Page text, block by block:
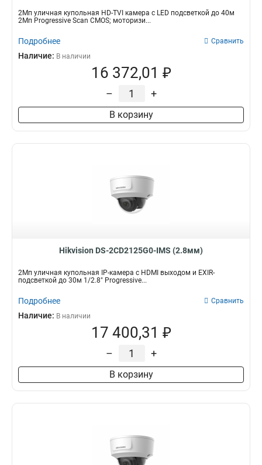
2Мп уличная купольная HD-TVI камера с LED подсветкой до 40м
2Мп Progressive Scan CMOS; моторизи...
Подробнее Сравнить
Наличие: В наличии
16 372,01 ₽
– +
В корзину
Hikvision DS-2CD2125G0-IMS (2.8мм)
2Мп уличная купольная IP-камера с HDMI выходом и EXIR-
подсветкой до 30м 1/2.8" Progressive...
Подробнее Сравнить
Наличие: В наличии
17 400,31 ₽
– +
В корзину